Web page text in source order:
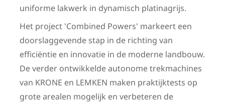
uniforme lakwerk in dynamisch platinagrijs.
Het project 'Combined Powers' markeert een
doorslaggevende stap in de richting van
efficiëntie en innovatie in de moderne landbouw.
De verder ontwikkelde autonome trekmachines
van KRONE en LEMKEN maken praktijktests op
grote arealen mogelijk en verbeteren de